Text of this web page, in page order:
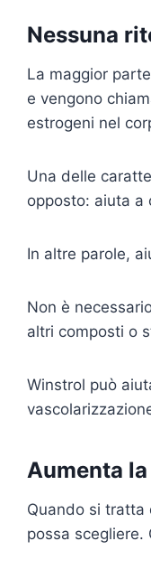
Nessuna
La maggior
e vengono
estrogeni nel
Una delle
opposto: aiuta a
In altre parole,
Non è
altri composti o
Winstrol può
Aumenta
Quando si tratta
possa scegliere.